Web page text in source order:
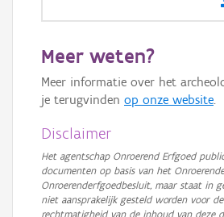
Meer weten?
Meer informatie over het
je terugvinden op onze website.
Disclaimer
Het agentschap Onroerend Erfgoed
documenten op basis van het
Onroerenderfgoedbesluit, maar staat in
niet aansprakelijk gesteld worden voor
rechtmatigheid van de inhoud van deze